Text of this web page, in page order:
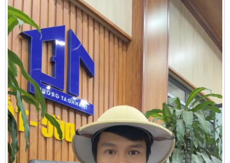
Cần thuê MBKD tại Phường Khương Đình
Cần thuê MBKD tại Phường Yên Sở
Cần thuê MBKD tại Phường Hoàng Liệt
Cần thuê MBKD tại Phường Định Công
Cần thuê MBKD tại Phường Tương Mai
Cần thuê MBKD tại Phường Vĩnh Hưng
Cần thuê MBKD tại Phường Lĩnh Nam
Cần thuê MBKD tại Phường Hồng Hà
Cần thuê MBKD tại Phường Láng
Cần thuê MBKD tại Phường Văn Miếu
Cần thuê MBKD tại Phường Kim Liên
Cần thuê MBKD tại Phường Bạch Mai
Cần thuê MBKD tại Phường Vĩnh Tuy